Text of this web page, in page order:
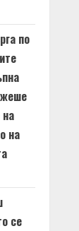
по
на
се